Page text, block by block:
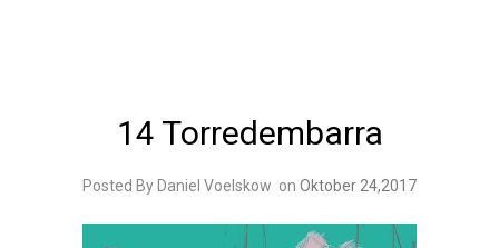
14 Torredembarra
Posted By Daniel Voelskow on Oktober 24,2017